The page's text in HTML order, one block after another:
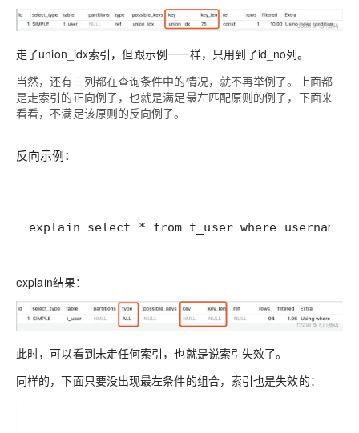
走了union_idx索引，但跟示例一一样，只用到了id_no列。
当然，还有三列都在查询条件中的情况，就不再举例了。上面都
是走索引的正向例子，也就是满足最左匹配原则的例子，下面来
看看，不满足该原则的反向例子。
反向示例：
explain select * from t_user where username
explain结果：
此时，可以看到未走任何索引，也就是说索引失效了。
同样的，下面只要没出现最左条件的组合，索引也是失效的：